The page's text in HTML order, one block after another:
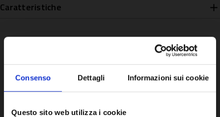
Consenso Dettagli Informazioni sui cookie
Questo sito web utilizza i cookie
Caratteristiche
Potrebbe anche interessarti